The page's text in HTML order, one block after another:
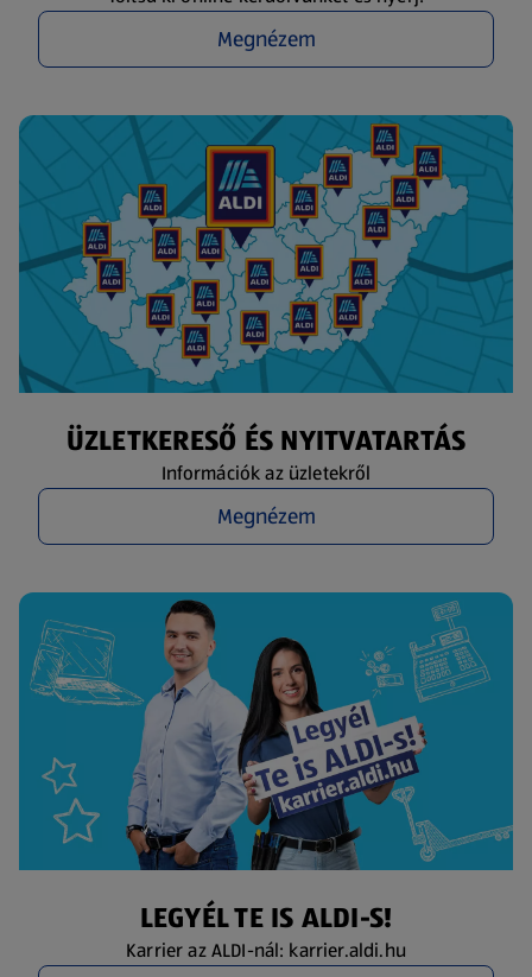
Megnézem
ÜZLETKERESŐ ÉS NYITVATARTÁS
Információk az üzletekről
Megnézem
LEGYÉL TE IS ALDI-S!
Karrier az ALDI-nál: karrier.aldi.hu